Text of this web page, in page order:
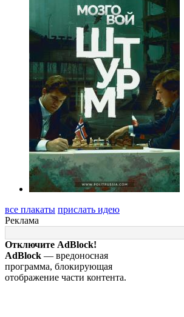
все плакаты прислать идею
Реклама
Отключите AdBlock!
AdBlock — вредоносная
программа, блокирующая
отображение части контента.